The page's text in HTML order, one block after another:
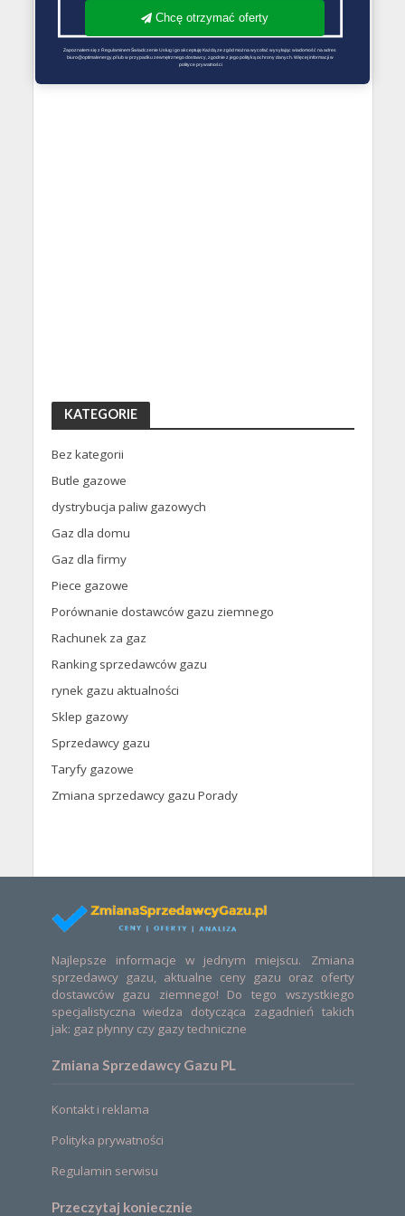
KATEGORIE
Bez kategorii
Butle gazowe
dystrybucja paliw gazowych
Gaz dla domu
Gaz dla firmy
Piece gazowe
Porównanie dostawców gazu ziemnego
Rachunek za gaz
Ranking sprzedawców gazu
rynek gazu aktualności
Sklep gazowy
Sprzedawcy gazu
Taryfy gazowe
Zmiana sprzedawcy gazu Porady
Najlepsze informacje w jednym miejscu. Zmiana
sprzedawcy gazu, aktualne ceny gazu oraz oferty
dostawców gazu ziemnego! Do tego wszystkiego
specjalistyczna wiedza dotycząca zagadnień takich
jak: gaz płynny czy gazy techniczne
Zmiana Sprzedawcy Gazu PL
Kontakt i reklama
Polityka prywatności
Regulamin serwisu
Przeczytaj koniecznie
Chcę otrzymać oferty
Zapoznałem się z Regulaminem Świadczenie Usług i go akceptuję Każdą ze zgód można wycofać wysyłając wiadomość na adres
biuro@optimalenergy.pl lub w przypadku zewnętrznego dostawcy, zgodnie z jego polityką ochrony danych. Więcej informacji w
polityce prywatności